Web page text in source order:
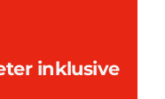
inklusive
– ohne
zusätzliche